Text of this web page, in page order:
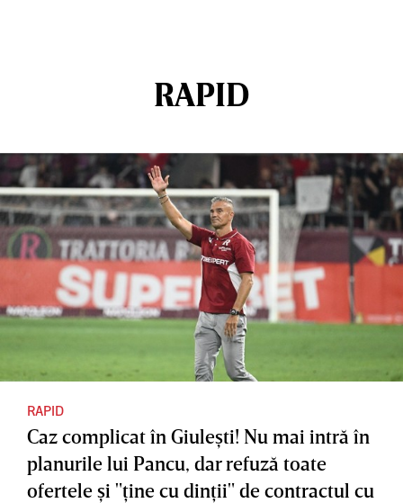
RAPID
RAPID
Caz complicat în Giuleşti! Nu mai intră în
planurile lui Pancu, dar refuză toate
ofertele şi "ţine cu dinţii" de contractul cu